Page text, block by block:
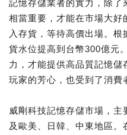
記憶存儲業者的實力，除了
相當重要，才能在市場大好
入存貨，等待高價出場。
貨水位提高到台幣300億元
力，才能提供高品質記憶
玩家的芳心，也受到了消費
威剛科技記憶存儲市場，
及歐美、日韓、中東地區。